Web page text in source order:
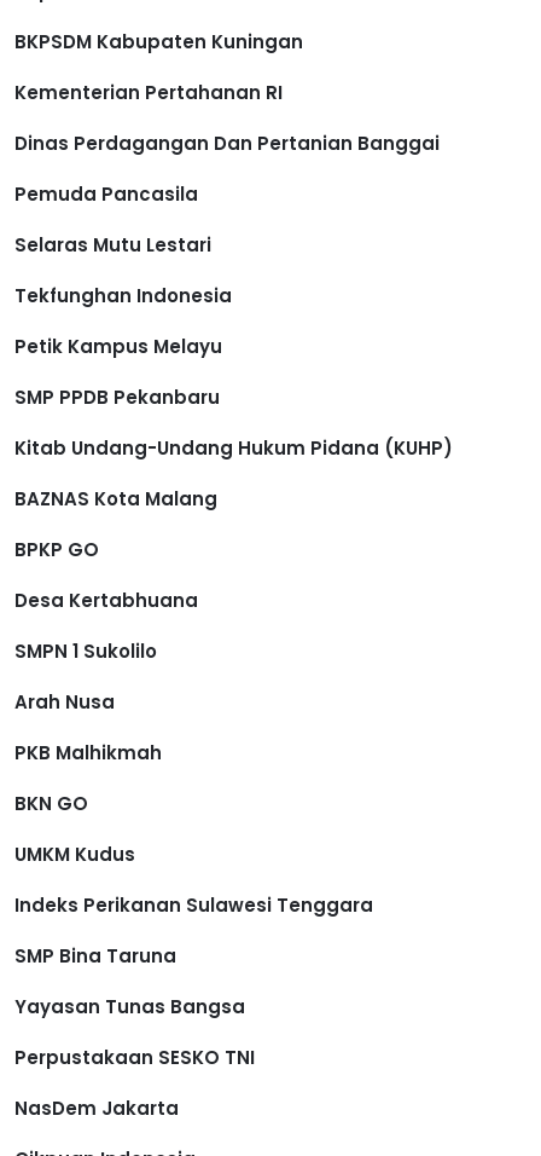
BKPSDM Kabupaten Kuningan
Kementerian Pertahanan RI
Dinas Perdagangan Dan Pertanian Banggai
Pemuda Pancasila
Selaras Mutu Lestari
Tekfunghan Indonesia
Petik Kampus Melayu
SMP PPDB Pekanbaru
Kitab Undang-Undang Hukum Pidana (KUHP)
BAZNAS Kota Malang
BPKP GO
Desa Kertabhuana
SMPN 1 Sukolilo
Arah Nusa
PKB Malhikmah
BKN GO
UMKM Kudus
Indeks Perikanan Sulawesi Tenggara
SMP Bina Taruna
Yayasan Tunas Bangsa
Perpustakaan SESKO TNI
NasDem Jakarta